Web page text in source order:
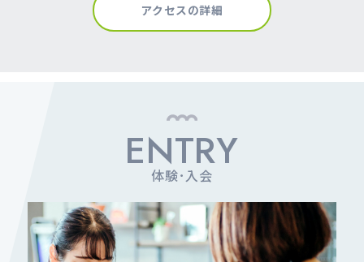
アクセスの詳細
ENTRY
体験･入会